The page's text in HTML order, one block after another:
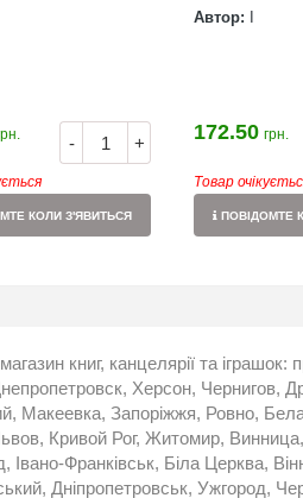
книг, канцелярії та
Херсон, Чернигов,
Запоріжжя, Ровно,
Кривой Рог, Житомир, Винница,
Франківськ, Біла Церква,
Дніпропетровськ, Ужгород,
- +
КОЛИ З'ЯВИТЬСЯ
париж
Автор:
172.50 грн.
Товар
ПОВІДОМТЕ